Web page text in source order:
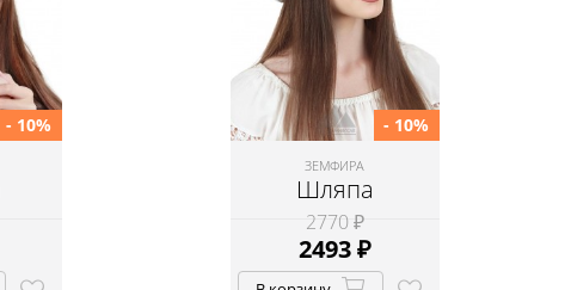
- 10%
ЗЕМФИРА
Шляпа
2770 ₽
2493₽
- 10%